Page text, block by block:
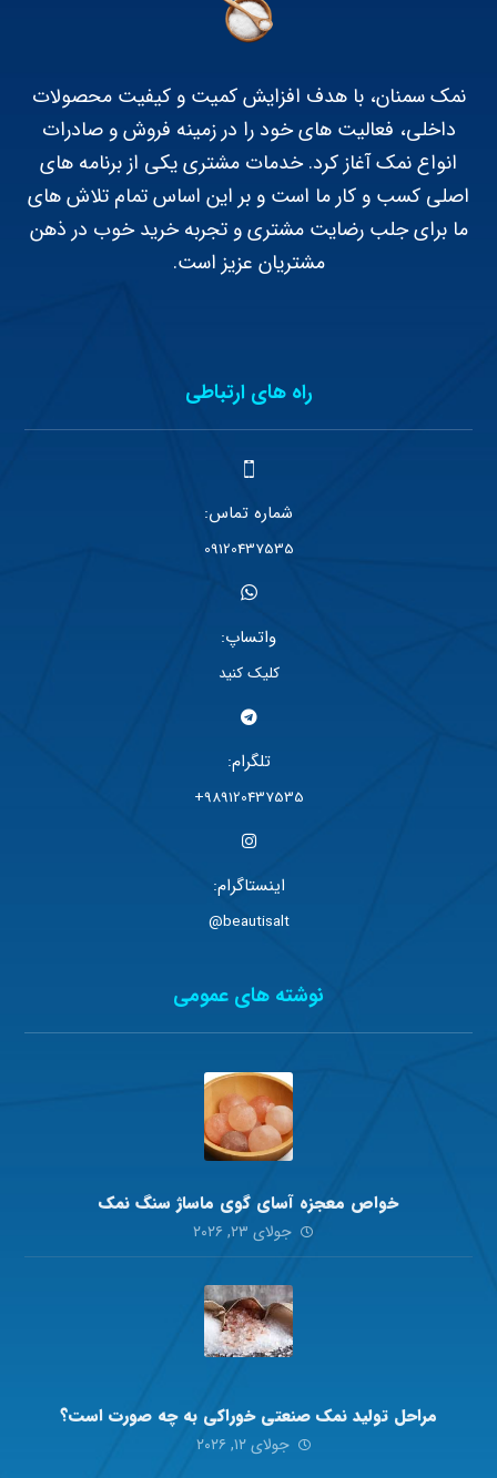
نمک سمنان، با هدف افزایش کمیت و کیفیت محصولات
داخلی، فعالیت های خود را در زمینه فروش و صادرات
انواع نمک آغاز کرد. خدمات مشتری یکی از برنامه های
اصلی کسب و کار ما است و بر این اساس تمام تلاش های
ما برای جلب رضایت مشتری و تجربه خرید خوب در ذهن
مشتریان عزیز است.
راه های ارتباطی
شماره تماس:
09120437535
واتساپ:
کلیک کنید
تلگرام:
989120437535+
اینستاگرام:
beautisalt@
نوشته های عمومی
خواص معجزه آسای گوی ماساژ سنگ نمک
جولای ۲۳, ۲۰۲۶
مراحل تولید نمک صنعتی خوراکی به چه صورت است؟
جولای ۱۲, ۲۰۲۶